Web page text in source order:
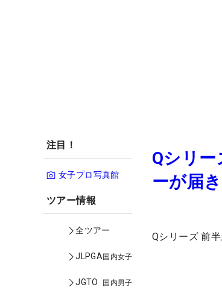
注目！
女子プロ写真館
ツアー情報
全ツアー
JLPGA国内女子
JGTO 国内男子
Qシリ
ーが届
Qシリーズ 前